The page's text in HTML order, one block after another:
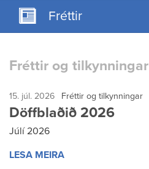
Fréttir
Fréttir og tilkynningar
15. júl. 2026 Fréttir og tilkynningar
Döffblaðið 2026
Júlí 2026
LESA MEIRA